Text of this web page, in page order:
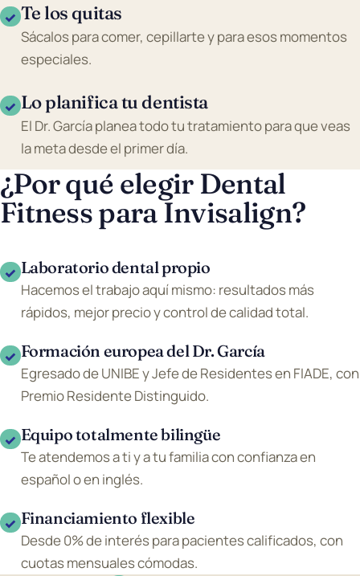
✓ Te los quitas
Sácalos para comer, cepillarte y para esos momentos
especiales.
✓ Lo planifica tu dentista
El Dr. García planea todo tu tratamiento para que veas
la meta desde el primer día.
¿Por qué elegir Dental
Fitness para Invisalign?
✓ Laboratorio dental propio
Hacemos el trabajo aquí mismo: resultados más
rápidos, mejor precio y control de calidad total.
✓ Formación europea del Dr. García
Egresado de UNIBE y Jefe de Residentes en FIADE, con
Premio Residente Distinguido.
✓ Equipo totalmente bilingüe
Te atendemos a ti y a tu familia con confianza en
español o en inglés.
✓ Financiamiento flexible
Desde 0% de interés para pacientes calificados, con
cuotas mensuales cómodas.